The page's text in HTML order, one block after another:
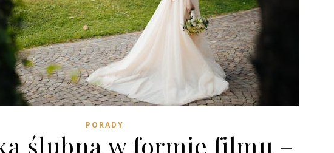
PORADY
ślubna w formie filmu –